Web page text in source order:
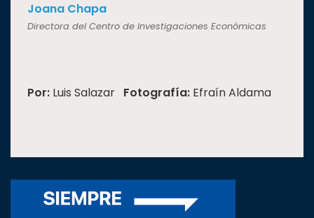
Joana Chapa
Directora del Centro de Investigaciones Económicas
Por: Luis Salazar Fotografía: Efraín Aldama